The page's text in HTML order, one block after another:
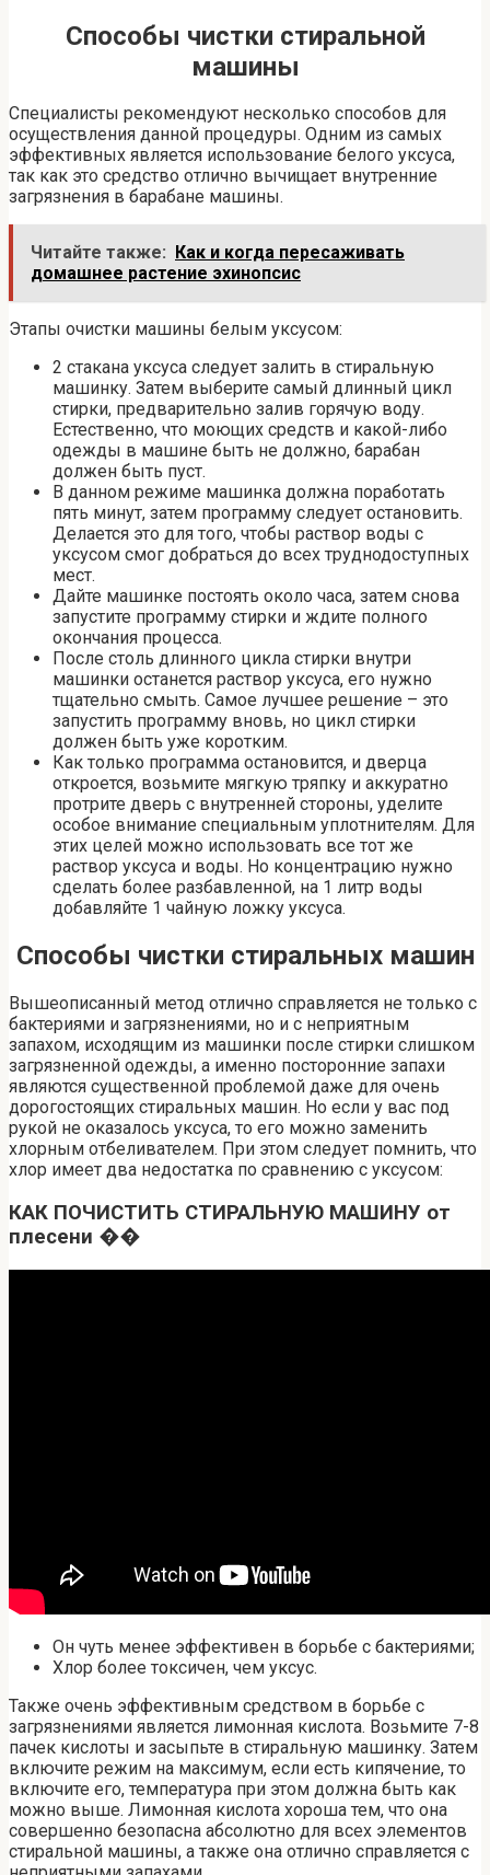
Способы чистки стиральной
машины
Специалисты рекомендуют несколько способов для
осуществления данной процедуры. Одним из самых
эффективных является использование белого уксуса,
так как это средство отлично вычищает внутренние
загрязнения в барабане машины.
Читайте также:
Как и когда пересаживать
домашнее растение эхинопсис
Этапы очистки машины белым уксусом:
2 стакана уксуса следует залить в стиральную
машинку. Затем выберите самый длинный цикл
стирки, предварительно залив горячую воду.
Естественно, что моющих средств и какой-либо
одежды в машине быть не должно, барабан
должен быть пуст.
В данном режиме машинка должна поработать
пять минут, затем программу следует остановить.
Делается это для того, чтобы раствор воды с
уксусом смог добраться до всех труднодоступных
мест.
Дайте машинке постоять около часа, затем снова
запустите программу стирки и ждите полного
окончания процесса.
После столь длинного цикла стирки внутри
машинки останется раствор уксуса, его нужно
тщательно смыть. Самое лучшее решение – это
запустить программу вновь, но цикл стирки
должен быть уже коротким.
Как только программа остановится, и дверца
откроется, возьмите мягкую тряпку и аккуратно
протрите дверь с внутренней стороны, уделите
особое внимание специальным уплотнителям. Для
этих целей можно использовать все тот же
раствор уксуса и воды. Но концентрацию нужно
сделать более разбавленной, на 1 литр воды
добавляйте 1 чайную ложку уксуса.
Способы чистки стиральных машин
Вышеописанный метод отлично справляется не только с
бактериями и загрязнениями, но и с неприятным
запахом, исходящим из машинки после стирки слишком
загрязненной одежды, а именно посторонние запахи
являются существенной проблемой даже для очень
дорогостоящих стиральных машин. Но если у вас под
рукой не оказалось уксуса, то его можно заменить
хлорным отбеливателем. При этом следует помнить, что
хлор имеет два недостатка по сравнению с уксусом:
КАК ПОЧИСТИТЬ СТИРАЛЬНУЮ МАШИНУ от
плесени ��
Он чуть менее эффективен в борьбе с бактериями;
Хлор более токсичен, чем уксус.
Также очень эффективным средством в борьбе с
загрязнениями является лимонная кислота. Возьмите 7-8
пачек кислоты и засыпьте в стиральную машинку. Затем
включите режим на максимум, если есть кипячение, то
включите его, температура при этом должна быть как
можно выше. Лимонная кислота хороша тем, что она
совершенно безопасна абсолютно для всех элементов
стиральной машины, а также она отлично справляется с